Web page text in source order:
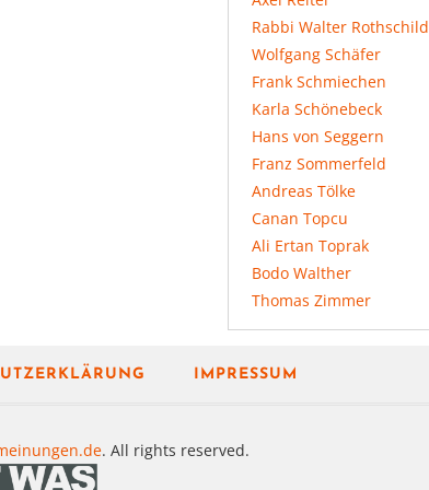
Rabbi Walter Rothschild
Wolfgang Schäfer
Frank Schmiechen
Karla Schönebeck
Hans von Seggern
Franz Sommerfeld
Andreas Tölke
Canan Topcu
Ali Ertan Toprak
Bodo Walther
Thomas Zimmer
IMPRESSUM
. All rights reserved.